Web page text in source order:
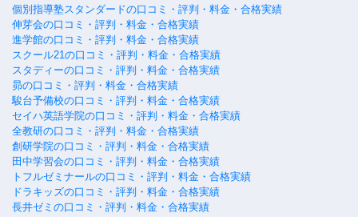
個別指導塾スタンダードの口コミ・評判・料金・合格実績
伸芽会の口コミ・評判・料金・合格実績
進学館の口コミ・評判・料金・合格実績
スクール21の口コミ・評判・料金・合格実績
スタディーの口コミ・評判・料金・合格実績
昴の口コミ・評判・料金・合格実績
駿台予備校の口コミ・評判・料金・合格実績
セイハ英語学院の口コミ・評判・料金・合格実績
全教研の口コミ・評判・料金・合格実績
創研学院の口コミ・評判・料金・合格実績
田中学習会の口コミ・評判・料金・合格実績
トフルゼミナールの口コミ・評判・料金・合格実績
ドラキッズの口コミ・評判・料金・合格実績
長井ゼミの口コミ・評判・料金・合格実績